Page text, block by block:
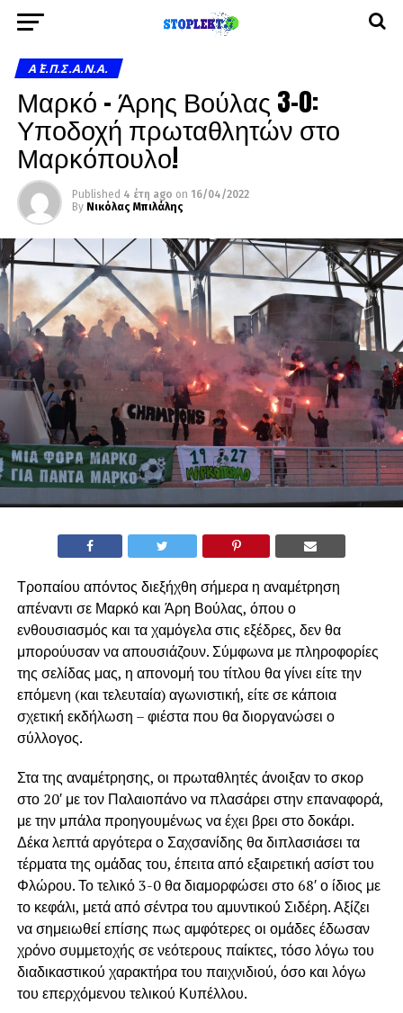
Α΄ Ε.Π.Σ.Α.Ν.Α.
Μαρκό – Άρης Βούλας 3-0:
Υποδοχή πρωταθλητών στο
Μαρκόπουλο!
Published 4 έτη ago on 16/04/2022
By Νικόλας Μπιλάλης
Τροπαίου απόντος διεξήχθη σήμερα η αναμέτρηση
απέναντι σε Μαρκό και Άρη Βούλας, όπου ο
ενθουσιασμός και τα χαμόγελα στις εξέδρες, δεν θα
μπορούυσαν να απουσιάζουν. Σύμφωνα με πληροφορίες
της σελίδας μας, η απονομή του τίτλου θα γίνει είτε την
επόμενη (και τελευταία) αγωνιστική, είτε σε κάποια
σχετική εκδήλωση – φιέστα που θα διοργανώσει ο
σύλλογος.
Στα της αναμέτρησης, οι πρωταθλητές άνοιξαν το σκορ
στο 20′ με τον Παλαιοπάνο να πλασάρει στην επαναφορά,
με την μπάλα προηγουμένως να έχει βρει στο δοκάρι.
Δέκα λεπτά αργότερα ο Σαχσανίδης θα διπλασιάσει τα
τέρματα της ομάδας του, έπειτα από εξαιρετική ασίστ του
Φλώρου. Το τελικό 3-0 θα διαμορφώσει στο 68′ ο ίδιος με
το κεφάλι, μετά από σέντρα του αμυντικού Σιδέρη. Αξίζει
να σημειωθεί επίσης πως αμφότερες οι ομάδες έδωσαν
χρόνο συμμετοχής σε νεότερους παίκτες, τόσο λόγω του
διαδικαστικού χαρακτήρα του παιχνιδιού, όσο και λόγω
του επερχόμενου τελικού Κυπέλλου.